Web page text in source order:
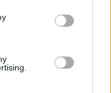
belüli